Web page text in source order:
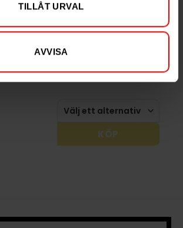
TILLÅT URVAL
AVVISA
Mini
Après Raspberry
KÖP